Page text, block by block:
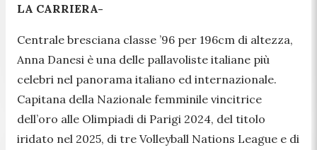
LA CARRIERA-
Centrale bresciana classe ’96 per 196cm di altezza,
Anna Danesi è una delle pallavoliste italiane più
celebri nel panorama italiano ed internazionale.
Capitana della Nazionale femminile vincitrice
dell’oro alle Olimpiadi di Parigi 2024, del titolo
iridato nel 2025, di tre Volleyball Nations League e di